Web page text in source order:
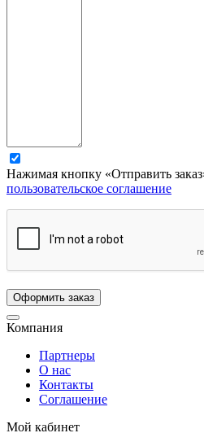
Нажимая кнопку «Отправить
пользовательское соглашение
Компания
Партнеры
О нас
Контакты
Соглашение
Мой кабинет